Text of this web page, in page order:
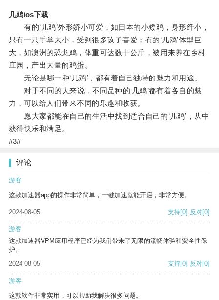
几鸡ios下载
有的‘几鸡’外形娇小可爱，如日本的小矮鸡，身形纤小，
只有一只手掌大小，受到很多孩子喜爱；有的‘几鸡’体型巨
大，如澳洲的恐龙鸡，体重可达数十公斤，被用来养在乡村
庄园，产出大量的鸡蛋。
无论是哪一种‘几鸡’，都有着自己独特的魅力和用途。
对于不同的人来说，不同品种的‘几鸡’都有着各自的魅
力，可以给人们带来不同的乐趣和收获。
愿大家都能在自己的生活中找到适合自己的‘几鸡’，从中
获得快乐和满足。
#3#
评论
游客
这款加速器app的操作非常简单，一键加速就能开启，非常方便。
2024-08-05 支持[0] 反对[0]
游客
这款加速器VPM应用程序已经为我们带来了无限的流畅体验和安全性保
护。
2024-08-05
支持[0] 反对[0]
游客
这款软件非常实用，可以帮助我解决很多问题。